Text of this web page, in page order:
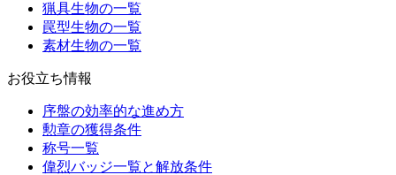
猟具生物の一覧
罠型生物の一覧
素材生物の一覧
お役立ち情報
序盤の効率的な進め方
勲章の獲得条件
称号一覧
偉烈バッジ一覧と解放条件